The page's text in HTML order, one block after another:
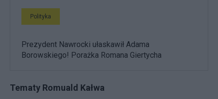
Polityka
Prezydent Nawrocki ułaskawił Adama
Borowskiego! Porażka Romana Giertycha
Tematy Romuald Kałwa